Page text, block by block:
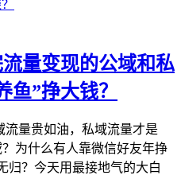
量变现的公域和私
鱼”挣大钱？
流量贵如油，私域流量才是
为什么有人靠微信好友年挣
归？今天用最接地气的大白